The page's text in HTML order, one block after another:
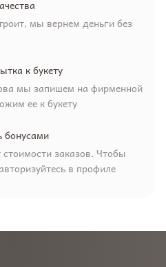
мы вернем деньги без
к букету
мы запишем на фирменной
ее к букету
бонусами
стоимости заказов. Чтобы
в профиле